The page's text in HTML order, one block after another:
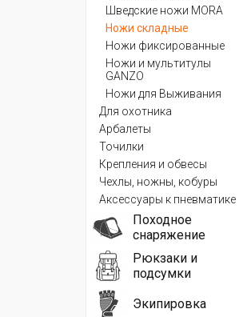
Шведские ножи MORA
Ножи складные
Ножи фиксированные
Ножи и мультитулы
GANZO
Ножи для Выживания
Для охотника
Арбалеты
Точилки
Крепления и обвесы
Чехлы, ножны, кобуры
Аксессуары к пневматике
Походное
снаряжение
Рюкзаки и
подсумки
Экипировка